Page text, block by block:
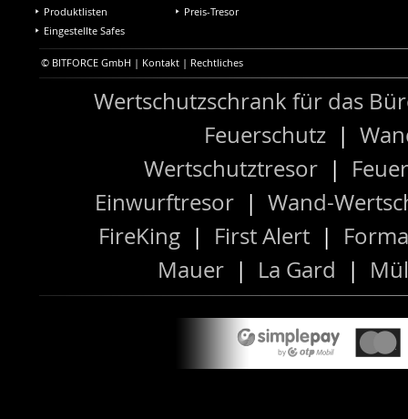
Produktlisten
Eingestellte Safes
Preis-Tresor
© BITFORCE GmbH | Kontakt | Rechtliches
Wertschutzschrank für das
Feuerschutz |
Wertschutztresor|
Einwurftresor| Wand-
FireKing | First Alert |
Mauer | La Gard |